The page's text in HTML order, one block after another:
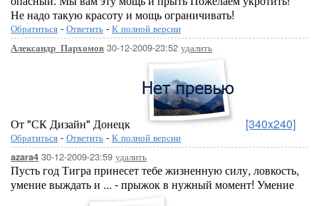
Не надо такую красоту и мощь ограничивать!
Обратиться - Ответить - К полной версии
Александр_Пархомов 30-12-2009-23:52 удалить
От "СК Дизайн" Донецк [340x240]
Обратиться - Ответить - К полной версии
azara4 30-12-2009-23:59 удалить
Пусть год Тигра принесет тебе жизненную силу, ловкость,
умение выждать и ... - прыжок в нужный момент! Умение